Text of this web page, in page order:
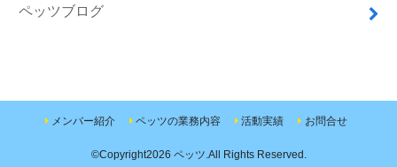
ペッツブログ
メンバー紹介 ペッツの業務内容 活動実績 お問合せ
©Copyright2026 ペッツ .All Rights Reserved.